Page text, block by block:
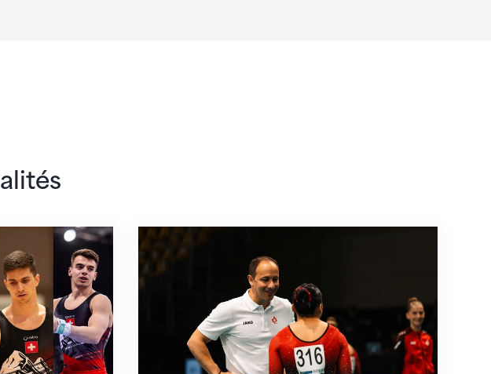
pour les CE de ZagrebChristopher Lakeman rejoint la Belgique